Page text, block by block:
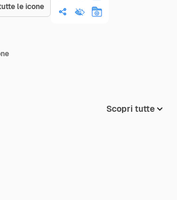
le icone
Scopri tutte